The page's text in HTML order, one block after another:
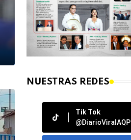
NUESTRAS REDES
Tik Tok
@DiarioViralAQP